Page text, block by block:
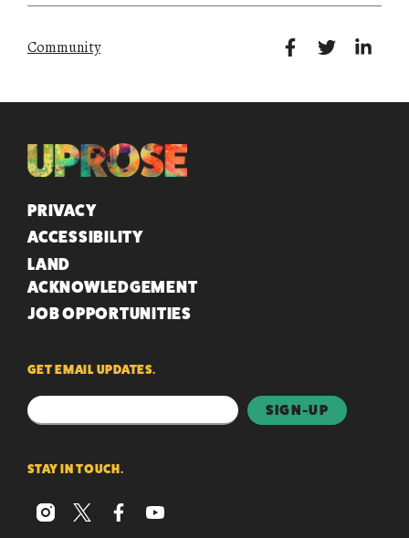
Community
QUICK LINKS
PRIVACY
ACCESSIBILITY
LAND
ACKNOWLEDGEMENT
JOB OPPORTUNITIES
GET EMAIL UPDATES.
STAY IN TOUCH.
instagram
x facebook
youtube